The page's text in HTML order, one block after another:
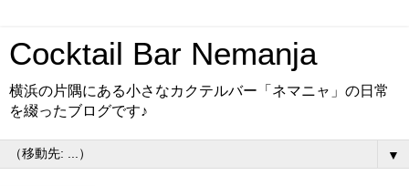
Cocktail Bar Nemanja
横浜の片隅にある小さなカクテルバー「ネマニャ」の日常
を綴ったブログです♪
▼